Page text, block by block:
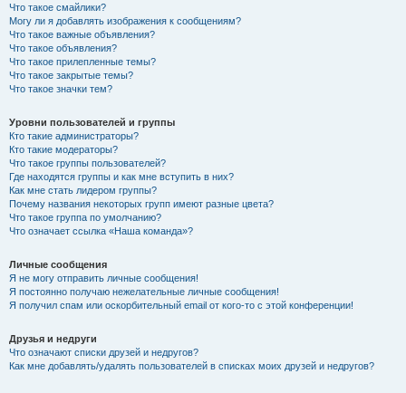
Что такое смайлики?
Могу ли я добавлять изображения к сообщениям?
Что такое важные объявления?
Что такое объявления?
Что такое прилепленные темы?
Что такое закрытые темы?
Что такое значки тем?
Уровни пользователей и группы
Кто такие администраторы?
Кто такие модераторы?
Что такое группы пользователей?
Где находятся группы и как мне вступить в них?
Как мне стать лидером группы?
Почему названия некоторых групп имеют разные цвета?
Что такое группа по умолчанию?
Что означает ссылка «Наша команда»?
Личные сообщения
Я не могу отправить личные сообщения!
Я постоянно получаю нежелательные личные сообщения!
Я получил спам или оскорбительный email от кого-то с этой конференции!
Друзья и недруги
Что означают списки друзей и недругов?
Как мне добавлять/удалять пользователей в списках моих друзей и недругов?